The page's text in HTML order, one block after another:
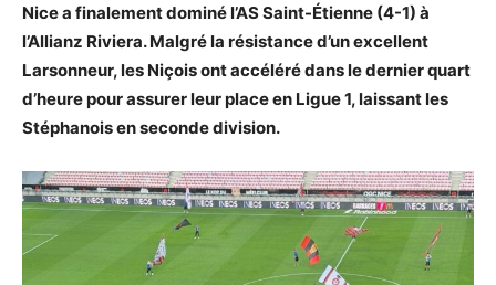
Nice a finalement dominé l’AS Saint-Étienne (4-1) à
l’Allianz Riviera. Malgré la résistance d’un excellent
Larsonneur, les Niçois ont accéléré dans le dernier quart
d’heure pour assurer leur place en Ligue 1, laissant les
Stéphanois en seconde division.